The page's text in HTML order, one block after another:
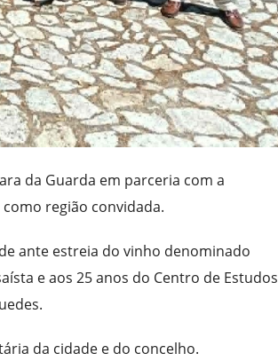
da Guarda em parceria com a
região convidada.
ante estreia do vinho denominado
e aos 25 anos do Centro de Estudos
da cidade e do concelho.